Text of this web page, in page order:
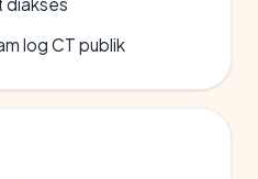
log CT publik